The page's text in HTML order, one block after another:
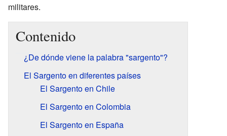
militares.
Contenido
¿De dónde viene la palabra "sargento"?
El Sargento en diferentes países
El Sargento en Chile
El Sargento en Colombia
El Sargento en España